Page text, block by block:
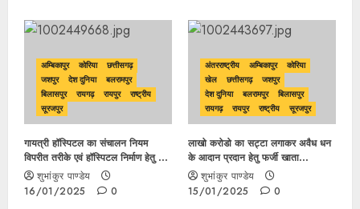
अम्बिकापुर कोरिया
छत्तीसगढ़
जशपुर
देश दुनिया
बलरामपुर
बिलासपुर
रायगढ़ रायपुर
राष्ट्रीय
सूरजपुर
गायत्री हॉस्पिटल का संचालन नियम
विपरीत तरीके एवं हॉस्पिटल निर्माण हेतु पास
नक्शा के विपरीत निर्माण करने के मामले में
कमिश्नर ने दिया जाँच का आदेश
शुभांकुर पाण्डेय
16/01/2025
0
अंतरराष्ट्रीय अम्बिकापुर
कोरिया
खेल
छत्तीसगढ़
जशपुर
देश दुनिया
बलरामपुर
बिलासपुर
रायगढ़
रायपुर राष्ट्रीय सूरजपुर
लाखो करोडो का सट्टा लगाकर अवैध धन
के आदान प्रदान हेतु फर्जी खाता
खोलवाकर आपराधिक षड़यंत्र कारित के
मामले मे पुलिस को मिली सफलता, प्रकरण
का मास्टरमाइंड आरोपी सुधीर गुप्ता किया
शुभांकुर पाण्डेय
15/01/2025
0